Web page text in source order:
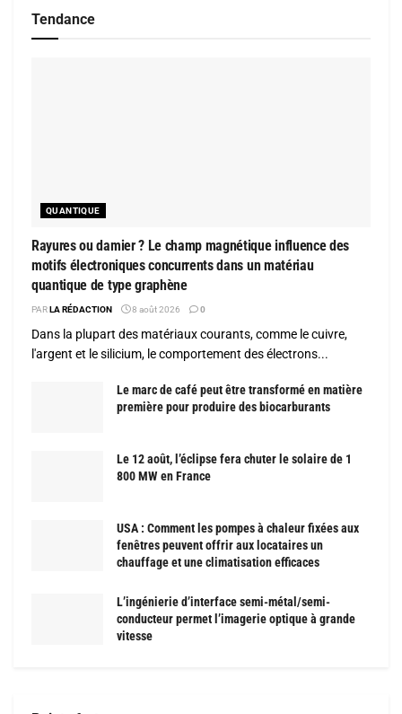
Tendance
QUANTIQUE
Rayures ou damier ? Le champ magnétique influence des
motifs électroniques concurrents dans un matériau
quantique de type graphène
PARLA RÉDACTION 8 août 2026 0
Dans la plupart des matériaux courants, comme le cuivre,
l'argent et le silicium, le comportement des électrons...
Le marc de café peut être transformé en matière
première pour produire des biocarburants
Le 12 août, l’éclipse fera chuter le solaire de 1
800 MW en France
USA : Comment les pompes à chaleur fixées aux
fenêtres peuvent offrir aux locataires un
chauffage et une climatisation efficaces
L’ingénierie d’interface semi-métal/semi-
conducteur permet l’imagerie optique à grande
vitesse